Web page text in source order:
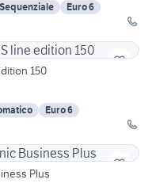
Sequenziale
Euro 6
150
Euro 6
Plus